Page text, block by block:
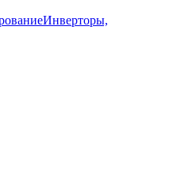
Инверторы,